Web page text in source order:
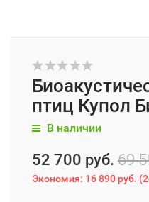
птиц Купол
В наличии
52 700 руб. 69
Экономия: 16 890 руб. (